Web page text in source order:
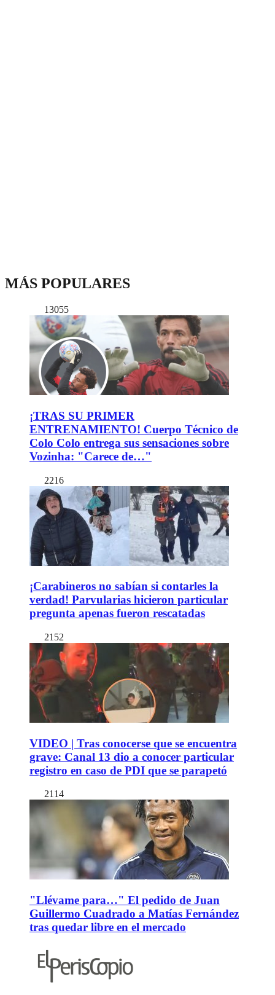
MÁS POPULARES
13055
¡TRAS SU PRIMER
ENTRENAMIENTO! Cuerpo Técnico de
Colo Colo entrega sus sensaciones sobre
Vozinha: "Carece de…"
2216
¡Carabineros no sabían si contarles la
verdad! Parvularias hicieron particular
pregunta apenas fueron rescatadas
2152
VIDEO | Tras conocerse que se encuentra
grave: Canal 13 dio a conocer particular
registro en caso de PDI que se parapetó
2114
"Llévame para…" El pedido de Juan
Guillermo Cuadrado a Matías Fernández
tras quedar libre en el mercado